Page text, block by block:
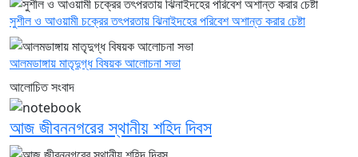
সুশীল ও আওয়ামী চক্রের তৎপরতায় ঝিনাইদহের পরিবেশ অশান্ত করার চেষ্টা
আলমডাঙ্গায় মাতৃদুগ্ধ বিষয়ক আলোচনা সভা
আলোচিত সংবাদ
আজ জীবননগরের স্থানীয় শহিদ দিবস